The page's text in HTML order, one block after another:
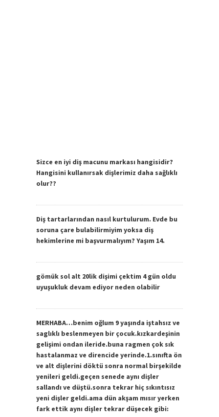
Sizce en iyi diş macunu markası hangisidir?
Hangisini kullanırsak dişlerimiz daha sağlıklı
olur??
Diş tartarlarından nasıl kurtulurum. Evde bu
soruna çare bulabilirmiyim yoksa diş
hekimlerine mi başvurmalıyım? Yaşım 14.
gömük sol alt 20lik dişimi çektim 4 gün oldu
uyuşukluk devam ediyor neden olabilir
MERHABA…benim oğlum 9 yaşında iştahsız ve
saglıklı beslenmeyen bir çocuk.kızkardeşinin
gelişimi ondan ileride.buna ragmen çok sık
hastalanmaz ve direncide yerinde.1.sınıfta ön
ve alt dişlerini döktü sonra normal birşekilde
yenileri geldi.geçen senede aynı dişler
sallandı ve düştü.sonra tekrar hiç sıkıntısız
yeni dişler geldi.ama dün akşam mısır yerken
fark ettik aynı dişler tekrar düşecek gibi: